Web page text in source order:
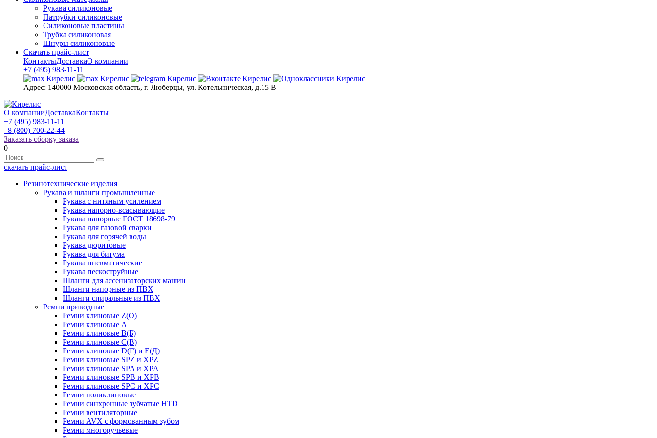
Рукава силиконовые
Патрубки силиконовые
Силиконовые пластины
Трубка силиконовая
Шнуры силиконовые
Скачать прайс-лист
КонтактыДоставкаО компании
+7 (495) 983-11-11
Адрес: 140000 Московская область, г. Люберцы, ул. Котельническая, д.15 В
О компанииДоставкаКонтакты
+7 (495) 983-11-11
8 (800) 700-22-44
Заказать сборку заказа
0
скачать прайс-лист
Резинотехнические изделия
Рукава и шланги промышленные
Рукава с нитяным усилением
Рукава напорно-всасывающие
Рукава напорные ГОСТ 18698-79
Рукава для газовой сварки
Рукава для горячей воды
Рукава дюритовые
Рукава для битума
Рукава пневматические
Рукава пескоструйные
Шланги для ассенизаторских машин
Шланги напорные из ПВХ
Шланги спиральные из ПВХ
Ремни приводные
Ремни клиновые Z(О)
Ремни клиновые А
Ремни клиновые В(Б)
Ремни клиновые С(В)
Ремни клиновые D(Г) и Е(Д)
Ремни клиновые SPZ и XPZ
Ремни клиновые SPA и XPA
Ремни клиновые SPB и XPB
Ремни клиновые SPC и XPC
Ремни поликлиновые
Ремни синхронные зубчатые HTD
Ремни вентиляторные
Ремни AVX с формованным зубом
Ремни многоручьевые